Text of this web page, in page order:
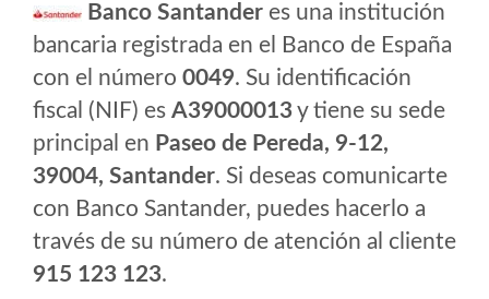
Banco Santander es una institución
bancaria registrada en el Banco de España
con el número 0049. Su identificación
fiscal (NIF) es A39000013y tiene su sede
principal en Paseo de Pereda, 9-12,
39004, Santander. Si deseas comunicarte
con Banco Santander, puedes hacerlo a
través de su número de atención al cliente
915 123 123.